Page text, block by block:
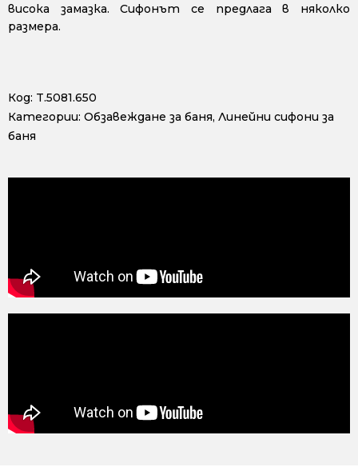
висока замазка. Сифонът се предлага в няколко
размера.
Код: T.5081.650
Категории: Обзавеждане за баня, Линейни сифони за
баня